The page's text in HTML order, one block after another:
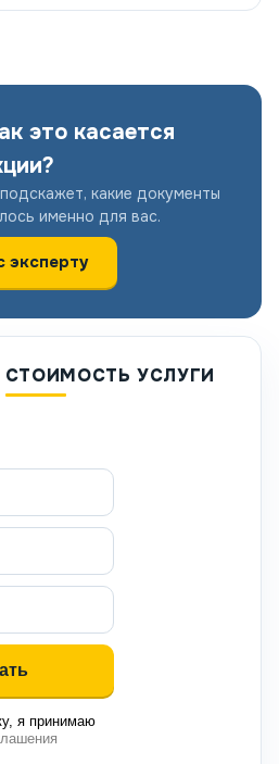
это касается
какие документы
именно для вас.
эксперту
СТОИМОСТЬ УСЛУГИ
я принимаю